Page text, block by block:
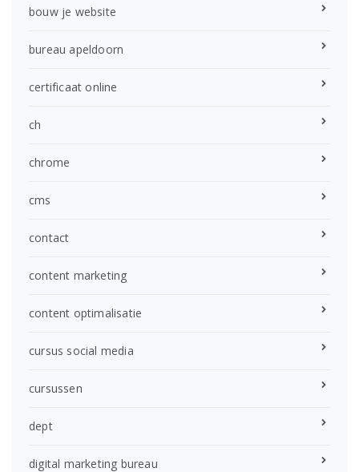
bouw je website
bureau apeldoorn
certificaat online
ch
chrome
cms
contact
content marketing
content optimalisatie
cursus social media
cursussen
dept
digital marketing bureau